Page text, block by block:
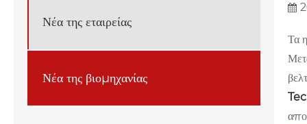
Νέα της εταιρείας
Νέα της βιομηχανίας
Τα